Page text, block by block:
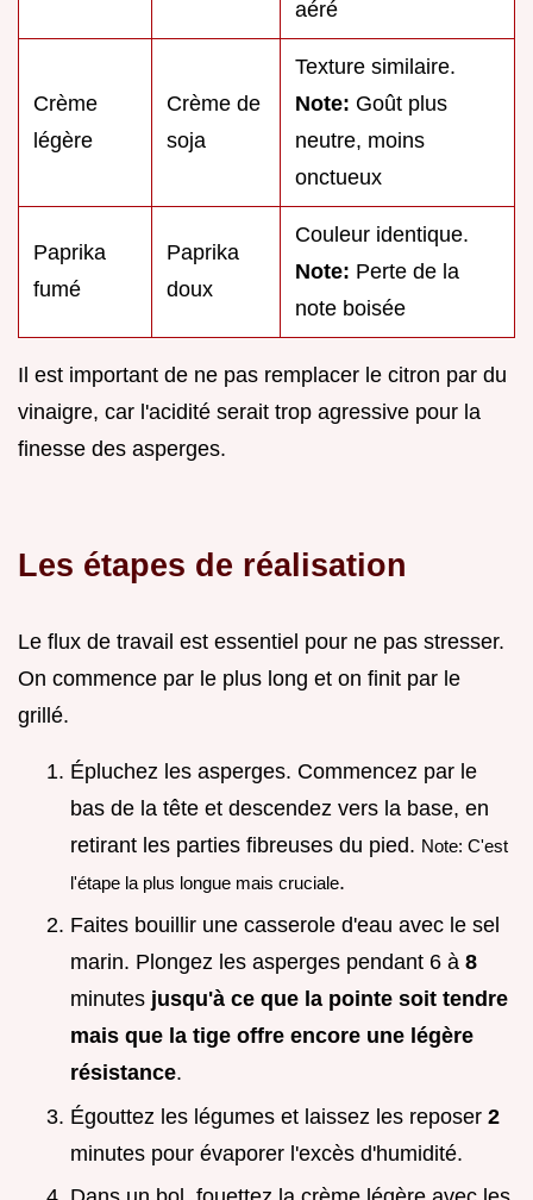
aéré
Crème
légère
Crème de
soja
Texture similaire.
Note: Goût plus
neutre, moins
onctueux
Paprika
fumé
Paprika
doux
Couleur identique.
Note: Perte de la
note boisée
Il est important de ne pas remplacer le citron par du
vinaigre, car l'acidité serait trop agressive pour la
finesse des asperges.
Les étapes de réalisation
Le flux de travail est essentiel pour ne pas stresser.
On commence par le plus long et on finit par le
grillé.
Épluchez les asperges. Commencez par le
bas de la tête et descendez vers la base, en
retirant les parties fibreuses du pied. Note: C'est
l'étape la plus longue mais cruciale.
Faites bouillir une casserole d'eau avec le sel
marin. Plongez les asperges pendant 6 à 8
minutes jusqu'à ce que la pointe soit tendre
mais que la tige offre encore une légère
résistance.
Égouttez les légumes et laissez les reposer 2
minutes pour évaporer l'excès d'humidité.